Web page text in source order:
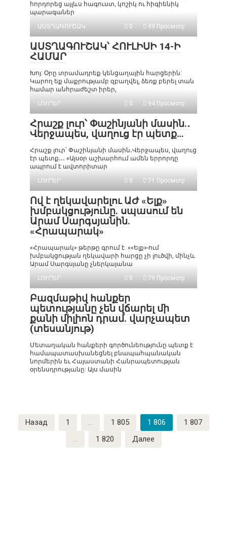
հորդորեց այլևս հագուստ, կոշիկ ու հիգիենիկ
պարագաներ
ԱՍՏՂԱԳՈՒՇԱԿ
0 99 Просмотр
ԱՍՏՂԱԳՈՒՇԱԿ՝ ՀՈՒԼԻՍԻ 14-Ի
ՀԱՄԱՐ
Խոյ: Օրը տրամադրեք կենցաղային հարցերին:
Կարող եք մաքրությամբ զբաղվել, ձեռք բերել տան
համար անհրաժեշտ իրեր,
ԼՈՒՐԵՐ
0 94 Просмотр
Հրաշք լուր՝ Փաշինյանի մասին.․
Վերջապես, վաղուց էր պետք…
Հրաշք լուր՝ Փաշինյանի մասին․Վերջապես, վաղուց
էր պետք․․․ «Այսօր աշխարհում ամեն երրորդը
ապրում է ավտորիտար
ԼՈՒՐԵՐ
0 71 Просмотр
Ով է ղեկավարելու ԱԺ «Ելք»
խմբակցությունը. սպասում են
Արամ Սարգսյանին.
«Հրապարակ»
«Հրապարակ» թերթը գրում է. ««Ելք»-ում
խմբակցության ղեկավարի հարցը չի լուծվի, մինչև
Արամ Սարգսյանը չներկայանա
ԼՈՒՐԵՐ
0 79 Просмотр
Բազմաթիվ հանքեր
պետությանը չեն վճարել մի
քանի միլիոն դրամ. վարչապետ
(տեսանյութ)
Մետաղական հանքերի գործունեությունը պետք է
համապատասխանեցնել բնապահպանական
նորմերին եւ Հայաստանի Հանրապետության
օրենսդրությանը: Այս մասին
Пагинация
записей
Назад 1 … 1 805 1 806
1 807
…
1 820 Далее